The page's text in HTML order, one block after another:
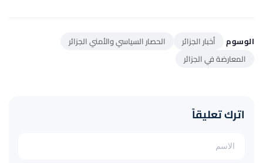
الوسوم أخبار الجزائر
الحصار السياسي والأمني الجزائر
المعارضة في الجزائر
اترك تعليقاً